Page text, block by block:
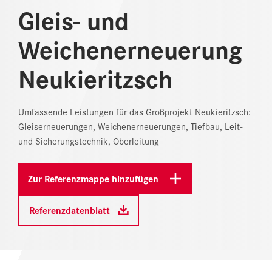
Gleis- und
Weichenerneuerung
Neukieritzsch
Umfassende Leistungen für das Großprojekt Neukieritzsch:
Gleiserneuerungen, Weichenerneuerungen, Tiefbau, Leit-
und Sicherungstechnik, Oberleitung
Zur Referenzmappe hinzufügen
Referenzdatenblatt